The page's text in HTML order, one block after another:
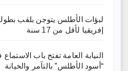
لبؤات الأطلس يتوجن بلقب
إفريقيا لأقل من 17 سنة
النيابة العامة تفتح باب
“أسود الأطلس” بالتآمر والخيانة